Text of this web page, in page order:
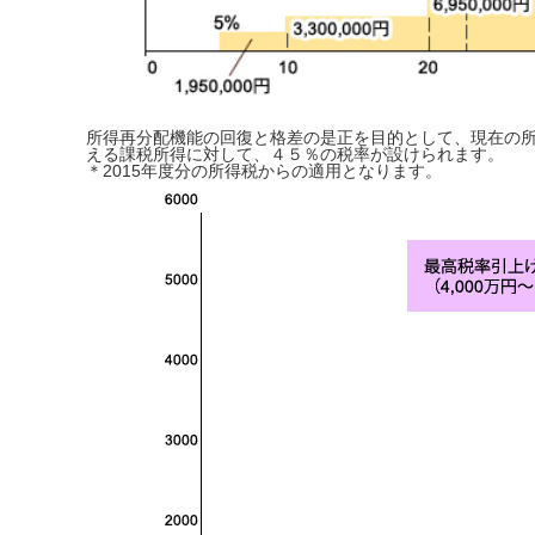
所得再分配機能の回復と格差の是正を目的として、現在の
える課税所得に対して、４５％の税率が設けられます。
＊2015年度分の所得税からの適用となります。